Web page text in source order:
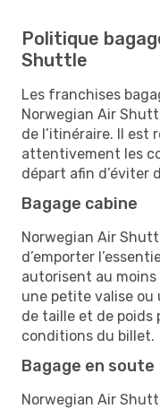
Politique
Shuttle
Les franchises
Norwegian Air
de l’itinéraire. Il est
attentivement les
départ afin d’éviter
Bagage cabine
Norwegian Air
d’emporter
autorisent au moins
une petite valise ou
de taille et de poids
conditions du billet.
Bagage en soute
Norwegian Air